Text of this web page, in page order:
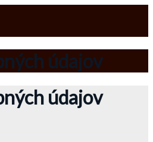
údajov
údajov